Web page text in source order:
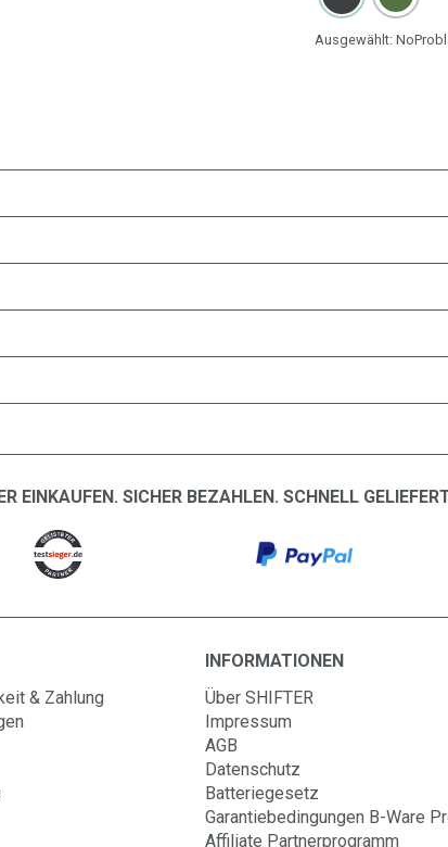
Ausgewählt:
EINKAUFEN. SICHER BEZAHLEN. SCHNELL
& Zahlung
INFORMATIONEN
Über SHIFTER
Impressum
AGB
Datenschutz
Batteriegesetz
Garantiebedingungen B-Ware
Affiliate Partnerprogramm